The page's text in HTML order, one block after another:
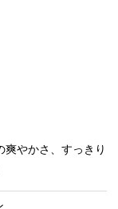
やかさ、すっきり